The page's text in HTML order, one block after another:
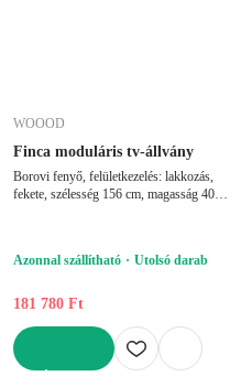
WOOOD
Finca moduláris tv-állvány
Borovi fenyő, felületkezelés: lakkozás,
fekete, szélesség 156 cm, magasság 40
Azonnal szállítható Utolsó darab
181 780 Ft